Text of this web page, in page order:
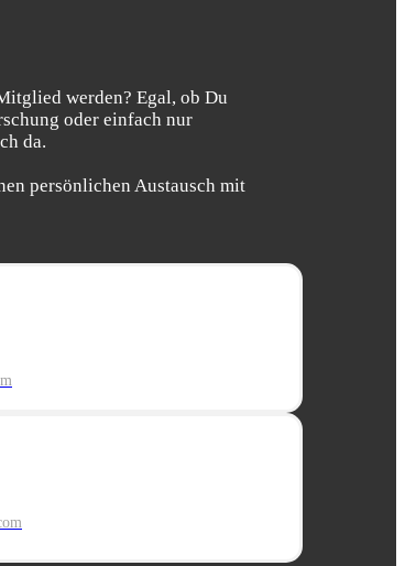
werden? Egal, ob Du
oder einfach nur
da.
persönlichen Austausch mit